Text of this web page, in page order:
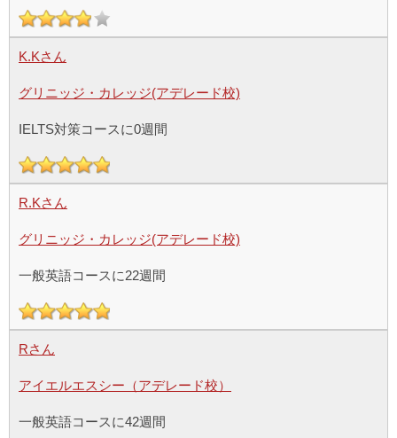
K.Kさん
グリニッジ・カレッジ(アデレード校)
IELTS対策コースに0週間
R.Kさん
グリニッジ・カレッジ(アデレード校)
一般英語コースに22週間
Rさん
アイエルエスシー（アデレード校）
一般英語コースに42週間